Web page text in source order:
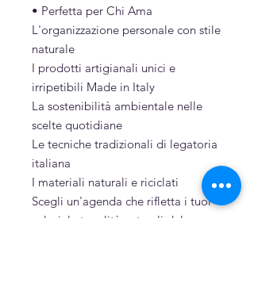
• Perfetta per Chi Ama
L'organizzazione personale con stile
naturale
I prodotti artigianali unici e
irripetibili Made in Italy
La sostenibilità ambientale nelle
scelte quotidiane
Le tecniche tradizionali di legatoria
italiana
I materiali naturali e riciclati
Scegli un'agenda che rifletta i tuoi
valori: le tonalità naturali del